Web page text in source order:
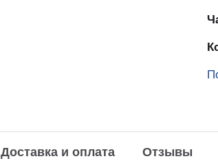
Доставка и оплата Отзывы